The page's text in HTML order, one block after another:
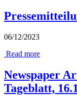
06/12/2023
Read more
Newspaper
Tageblatt,